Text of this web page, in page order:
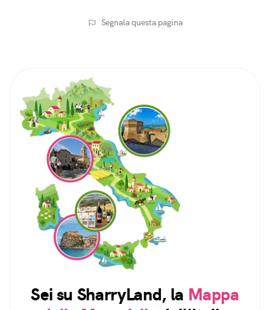
Segnala questa pagina
Sei su SharryLand, la Mappa